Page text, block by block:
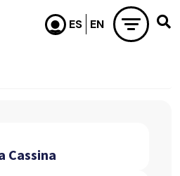
Pasar al contenido principal
Cassina